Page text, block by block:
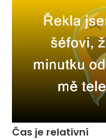
Čas je relativní